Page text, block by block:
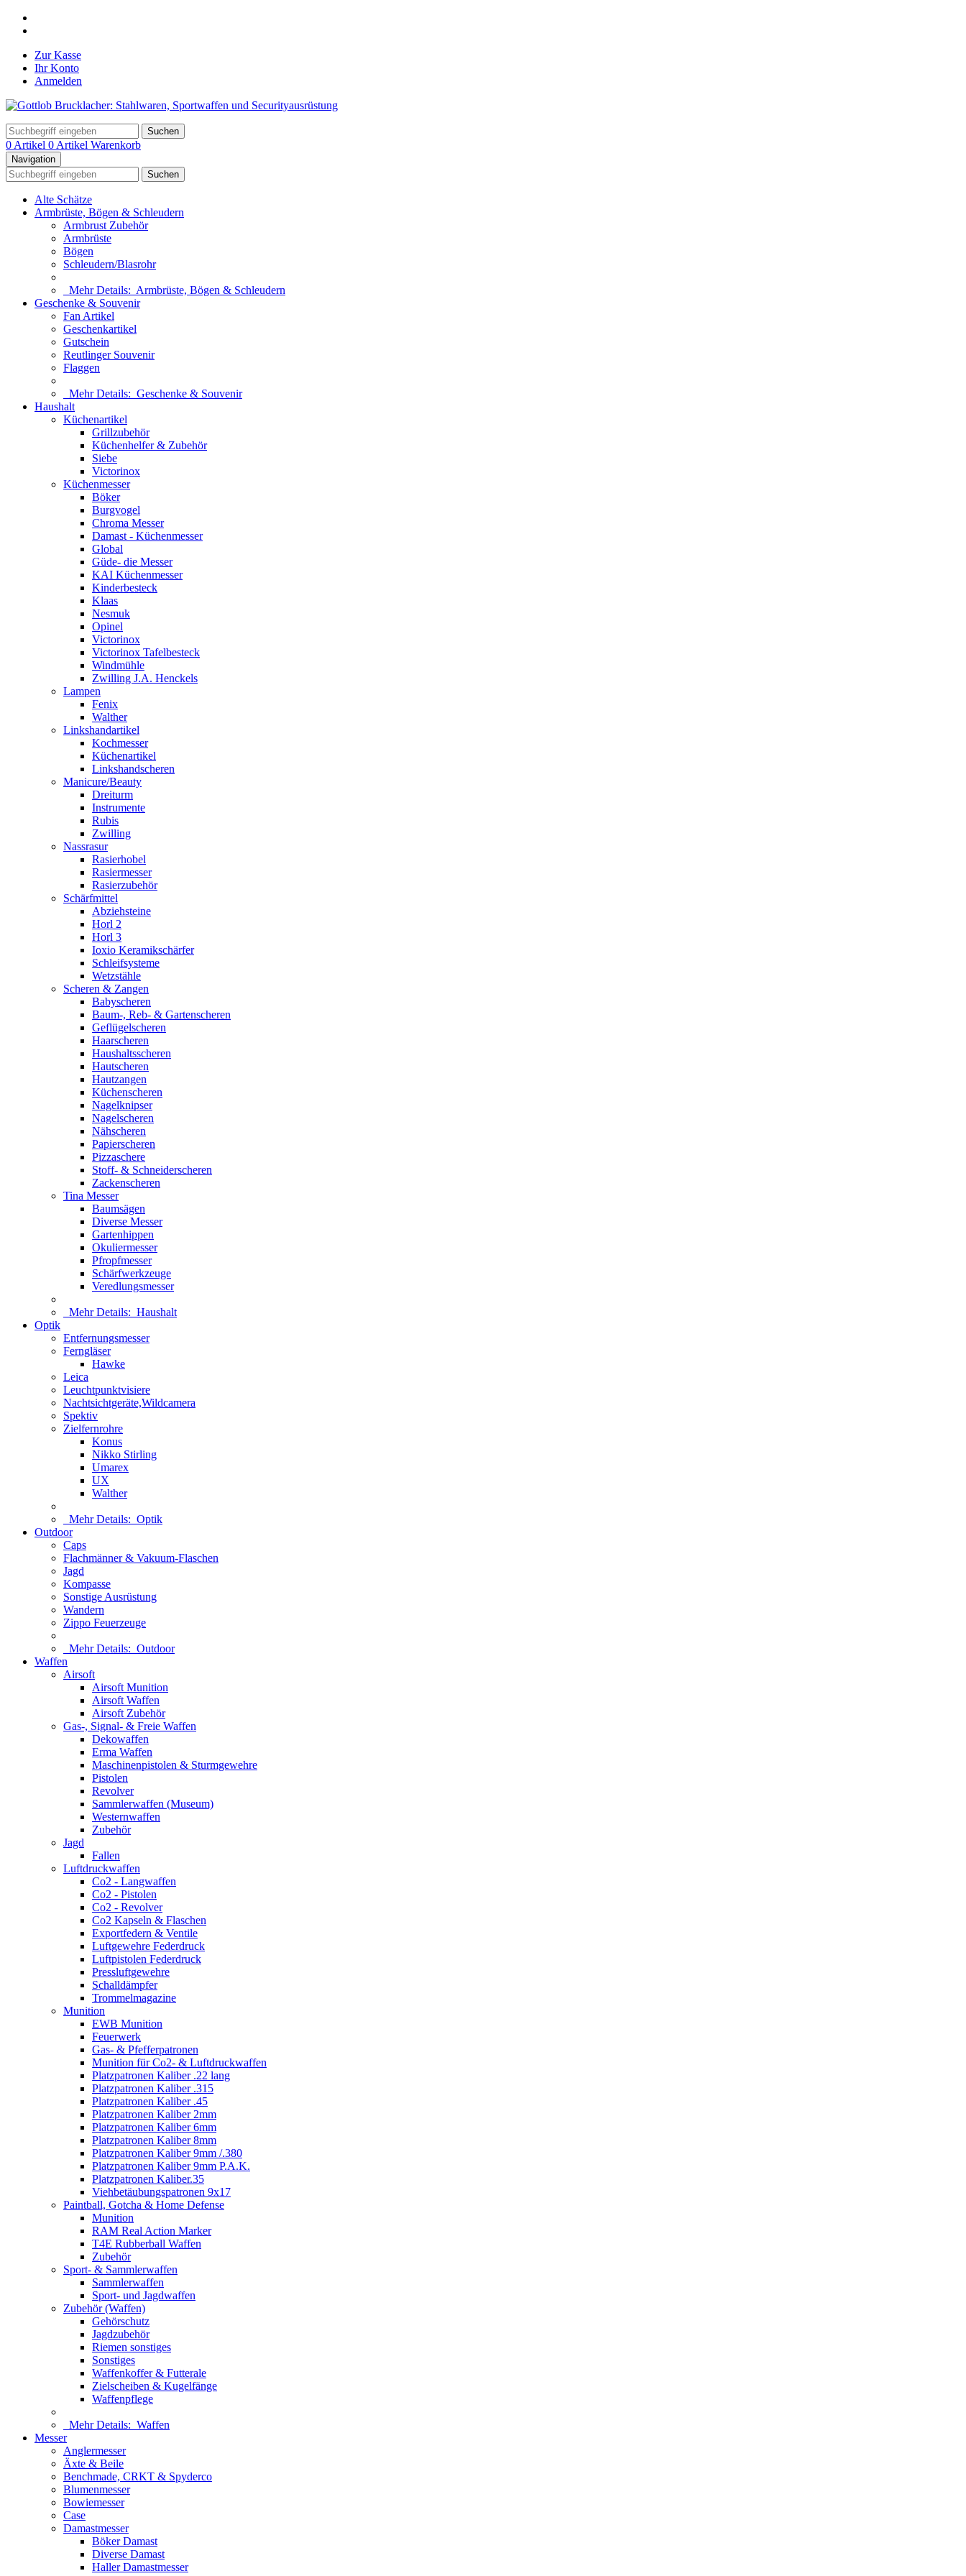
Zur Kasse
Ihr Konto
Anmelden
Suchen
0 Artikel 0 Artikel Warenkorb
Navigation
Suchen
Alte Schätze
Armbrüste, Bögen & Schleudern
Armbrust Zubehör
Armbrüste
Bögen
Schleudern/Blasrohr
Mehr Details: Armbrüste, Bögen & Schleudern
Geschenke & Souvenir
Fan Artikel
Geschenkartikel
Gutschein
Reutlinger Souvenir
Flaggen
Mehr Details: Geschenke & Souvenir
Haushalt
Küchenartikel
Grillzubehör
Küchenhelfer & Zubehör
Siebe
Victorinox
Küchenmesser
Böker
Burgvogel
Chroma Messer
Damast - Küchenmesser
Global
Güde- die Messer
KAI Küchenmesser
Kinderbesteck
Klaas
Nesmuk
Opinel
Victorinox
Victorinox Tafelbesteck
Windmühle
Zwilling J.A. Henckels
Lampen
Fenix
Walther
Linkshandartikel
Kochmesser
Küchenartikel
Linkshandscheren
Manicure/Beauty
Dreiturm
Instrumente
Rubis
Zwilling
Nassrasur
Rasierhobel
Rasiermesser
Rasierzubehör
Schärfmittel
Abziehsteine
Horl 2
Horl 3
Ioxio Keramikschärfer
Schleifsysteme
Wetzstähle
Scheren & Zangen
Babyscheren
Baum-, Reb- & Gartenscheren
Geflügelscheren
Haarscheren
Haushaltsscheren
Hautscheren
Hautzangen
Küchenscheren
Nagelknipser
Nagelscheren
Nähscheren
Papierscheren
Pizzaschere
Stoff- & Schneiderscheren
Zackenscheren
Tina Messer
Baumsägen
Diverse Messer
Gartenhippen
Okuliermesser
Pfropfmesser
Schärfwerkzeuge
Veredlungsmesser
Mehr Details: Haushalt
Optik
Entfernungsmesser
Ferngläser
Hawke
Leica
Leuchtpunktvisiere
Nachtsichtgeräte,Wildcamera
Spektiv
Zielfernrohre
Konus
Nikko Stirling
Umarex
UX
Walther
Mehr Details: Optik
Outdoor
Caps
Flachmänner & Vakuum-Flaschen
Jagd
Kompasse
Sonstige Ausrüstung
Wandern
Zippo Feuerzeuge
Mehr Details: Outdoor
Waffen
Airsoft
Airsoft Munition
Airsoft Waffen
Airsoft Zubehör
Gas-, Signal- & Freie Waffen
Dekowaffen
Erma Waffen
Maschinenpistolen & Sturmgewehre
Pistolen
Revolver
Sammlerwaffen (Museum)
Westernwaffen
Zubehör
Jagd
Fallen
Luftdruckwaffen
Co2 - Langwaffen
Co2 - Pistolen
Co2 - Revolver
Co2 Kapseln & Flaschen
Exportfedern & Ventile
Luftgewehre Federdruck
Luftpistolen Federdruck
Pressluftgewehre
Schalldämpfer
Trommelmagazine
Munition
EWB Munition
Feuerwerk
Gas- & Pfefferpatronen
Munition für Co2- & Luftdruckwaffen
Platzpatronen Kaliber .22 lang
Platzpatronen Kaliber .315
Platzpatronen Kaliber .45
Platzpatronen Kaliber 2mm
Platzpatronen Kaliber 6mm
Platzpatronen Kaliber 8mm
Platzpatronen Kaliber 9mm /.380
Platzpatronen Kaliber 9mm P.A.K.
Platzpatronen Kaliber.35
Viehbetäubungspatronen 9x17
Paintball, Gotcha & Home Defense
Munition
RAM Real Action Marker
T4E Rubberball Waffen
Zubehör
Sport- & Sammlerwaffen
Sammlerwaffen
Sport- und Jagdwaffen
Zubehör (Waffen)
Gehörschutz
Jagdzubehör
Riemen sonstiges
Sonstiges
Waffenkoffer & Futterale
Zielscheiben & Kugelfänge
Waffenpflege
Mehr Details: Waffen
Messer
Anglermesser
Äxte & Beile
Benchmade, CRKT & Spyderco
Blumenmesser
Bowiemesser
Case
Damastmesser
Böker Damast
Diverse Damast
Haller Damastmesser